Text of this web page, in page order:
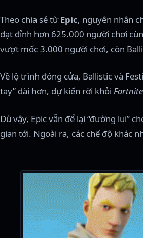
Theo chia sẻ từEpic, nguyên nhân
đạt đỉnh hơn 625.000 người chơi
vượt mốc 3.000 người chơi, còn
Về lộ trình đóng cửa, Ballistic và
tay” dài hơn, dự kiến rời khỏi Fortnite
Dù vậy, Epic vẫn để lại “đường lui”
gian tới. Ngoài ra, các chế độ khác